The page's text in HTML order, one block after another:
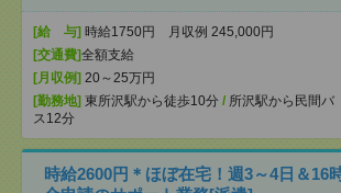
[給 与] 時給1750円 月収例 245,000円
[交通費]全額支給
[月収例] 20～25万円
[勤務地] 東所沢駅から徒歩10分 / 所沢駅から民間バ
ス12分
時給2600円＊ほぼ在宅！週3～4日＆16